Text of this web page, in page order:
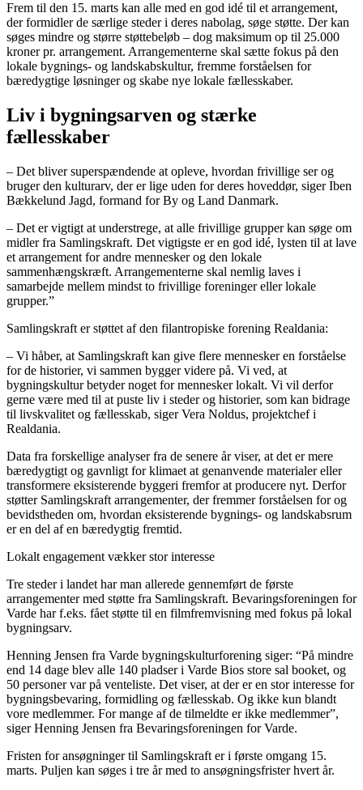
Frem til den 15. marts kan alle med en god idé til et arrangement,
der formidler de særlige steder i deres nabolag, søge støtte. Der kan
søges mindre og større støttebeløb – dog maksimum op til 25.000
kroner pr. arrangement. Arrangementerne skal sætte fokus på den
lokale bygnings- og landskabskultur, fremme forståelsen for
bæredygtige løsninger og skabe nye lokale fællesskaber.
Liv i bygningsarven og stærke
fællesskaber
– Det bliver superspændende at opleve, hvordan frivillige ser og
bruger den kulturarv, der er lige uden for deres hoveddør, siger Iben
Bækkelund Jagd, formand for By og Land Danmark.
– Det er vigtigt at understrege, at alle frivillige grupper kan søge om
midler fra Samlingskraft. Det vigtigste er en god idé, lysten til at lave
et arrangement for andre mennesker og den lokale
sammenhængskræft. Arrangementerne skal nemlig laves i
samarbejde mellem mindst to frivillige foreninger eller lokale
grupper.”
Samlingskraft er støttet af den filantropiske forening Realdania:
– Vi håber, at Samlingskraft kan give flere mennesker en forståelse
for de historier, vi sammen bygger videre på. Vi ved, at
bygningskultur betyder noget for mennesker lokalt. Vi vil derfor
gerne være med til at puste liv i steder og historier, som kan bidrage
til livskvalitet og fællesskab, siger Vera Noldus, projektchef i
Realdania.
Data fra forskellige analyser fra de senere år viser, at det er mere
bæredygtigt og gavnligt for klimaet at genanvende materialer eller
transformere eksisterende byggeri fremfor at producere nyt. Derfor
støtter Samlingskraft arrangementer, der fremmer forståelsen for og
bevidstheden om, hvordan eksisterende bygnings- og landskabsrum
er en del af en bæredygtig fremtid.
Lokalt engagement vækker stor interesse
Tre steder i landet har man allerede gennemført de første
arrangementer med støtte fra Samlingskraft. Bevaringsforeningen for
Varde har f.eks. fået støtte til en filmfremvisning med fokus på lokal
bygningsarv.
Henning Jensen fra Varde bygningskulturforening siger: “På mindre
end 14 dage blev alle 140 pladser i Varde Bios store sal booket, og
50 personer var på venteliste. Det viser, at der er en stor interesse for
bygningsbevaring, formidling og fællesskab. Og ikke kun blandt
vore medlemmer. For mange af de tilmeldte er ikke medlemmer”,
siger Henning Jensen fra Bevaringsforeningen for Varde.
Fristen for ansøgninger til Samlingskraft er i første omgang 15.
marts. Puljen kan søges i tre år med to ansøgningsfrister hvert år.